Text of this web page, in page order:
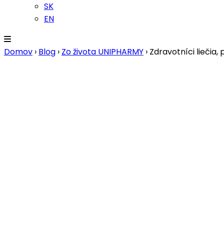
SK
EN
Domov › Blog › Zo života UNIPHARMY › Zdravotníci liečia,